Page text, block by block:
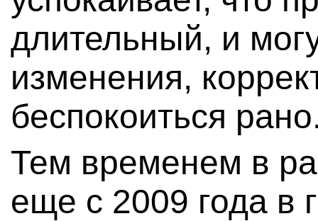
длительный, и
изменения,
беспокоиться
Тем временем в
еще с 2009 года в